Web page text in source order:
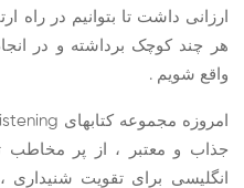
ارزانی داشت تا بتوانیم در راه
هر چند کوچک برداشته و در
واقع شویم .
جذاب و معتبر ، از پر مخاطب
انگلیسی برای تقویت شنیداری